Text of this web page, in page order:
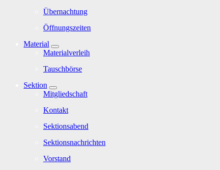
Übernachtung
Öffnungszeiten
Material
Materialverleih
Tauschbörse
Sektion
Mitgliedschaft
Kontakt
Sektionsabend
Sektionsnachrichten
Vorstand